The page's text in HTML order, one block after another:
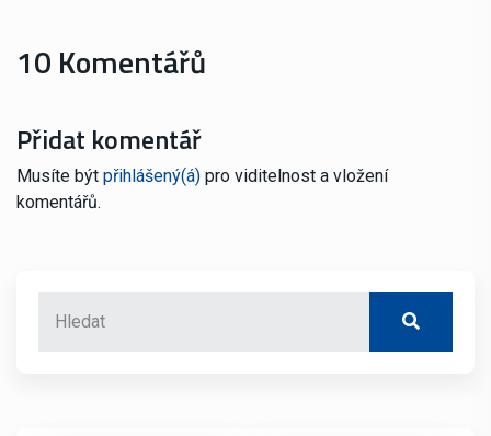
10 Komentářů
Přidat komentář
Musíte být přihlášený(á) pro viditelnost a vložení
komentářů.